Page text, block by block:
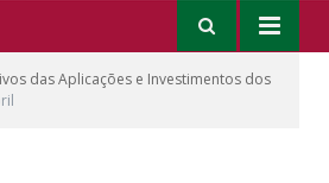
das Aplicações e Investimentos dos